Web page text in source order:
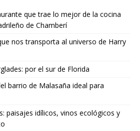
que trae lo mejor de la cocina
de Chamberí
nos transporta al universo de Harry
por el sur de Florida
barrio de Malasaña ideal para
paisajes idílicos, vinos ecológicos y